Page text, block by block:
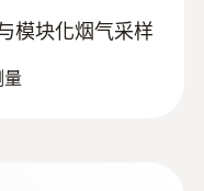
模块化烟气采样